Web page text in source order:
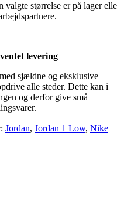
størrelse er på lager
levering
sjældne og eksklusive
alle steder. Dette kan i
og derfor give små
Jordan, Jordan 1 Low, Nike